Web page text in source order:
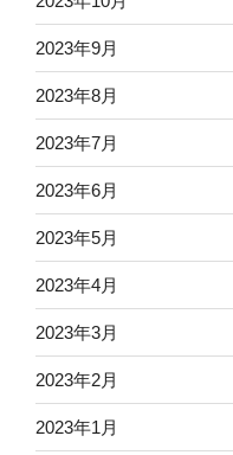
2023年9月
2023年8月
2023年7月
2023年6月
2023年5月
2023年4月
2023年3月
2023年2月
2023年1月